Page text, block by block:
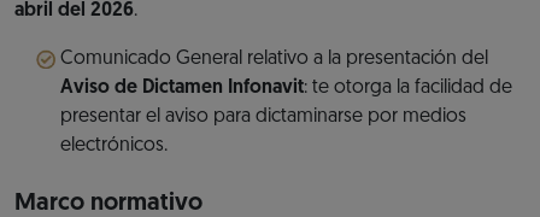
abril del 2026.
Comunicado General relativo a la presentación del
Aviso de Dictamen Infonavit: te otorga la facilidad de
presentar el aviso para dictaminarse por medios
electrónicos.
Marco normativo